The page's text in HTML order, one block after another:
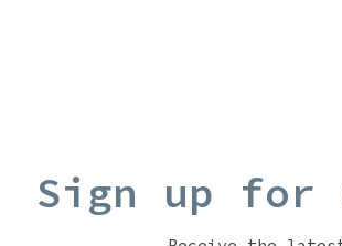
Sign up for